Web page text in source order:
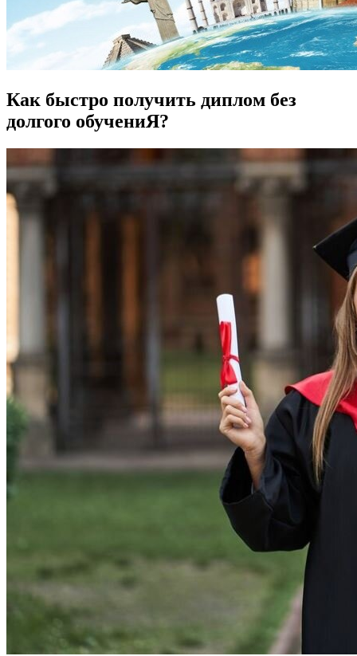
Как быстро получить диплом без
долгого обучениЯ?